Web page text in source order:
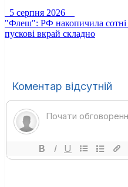
5 серпня 2026
"Флеш": РФ накопичила сотні
пускові вкрай складно